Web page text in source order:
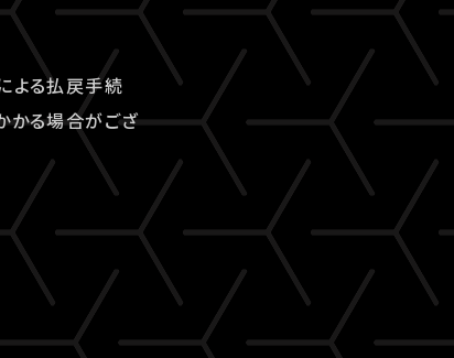
よる払戻手続
かる場合がござ